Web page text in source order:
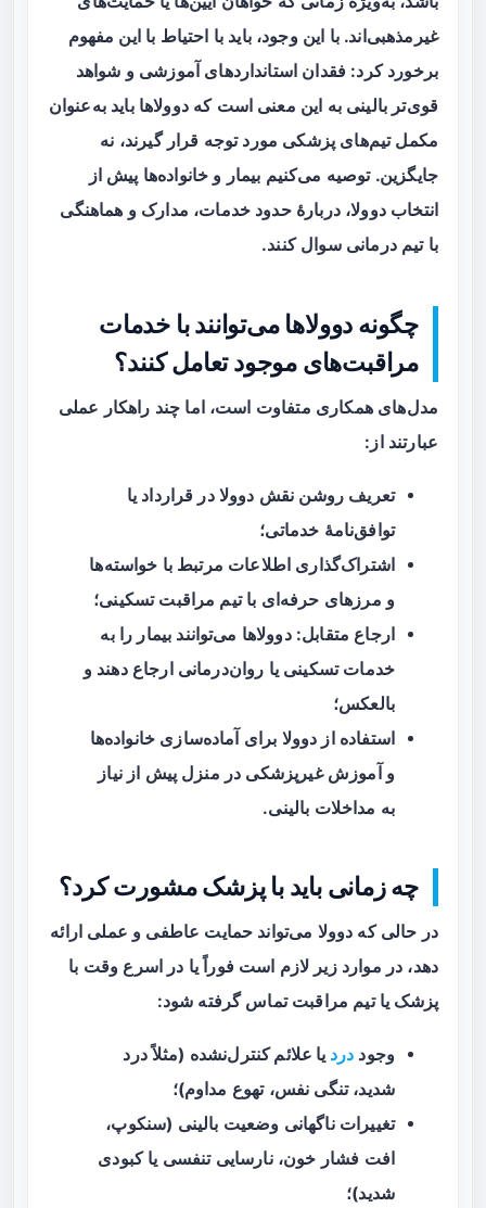
غیرمذهبی‌اند. با این وجود، باید با احتیاط با این مفهوم
برخورد کرد: فقدان استانداردهای آموزشی و شواهد
قوی‌تر بالینی به این معنی است که دوولاها باید به‌عنوان
مکمل تیم‌های پزشکی مورد توجه قرار گیرند، نه
جایگزین. توصیه می‌کنیم بیمار و خانواده‌ها پیش از
انتخاب دوولا، دربارهٔ حدود خدمات، مدارک و هماهنگی
با تیم درمانی سوال کنند.
چگونه دوولاها می‌توانند با خدمات
مراقبت‌های موجود تعامل کنند؟
مدل‌های همکاری متفاوت است، اما چند راهکار عملی
عبارتند از:
تعریف روشن نقش دوولا در قرارداد یا
توافق‌نامهٔ خدماتی؛
اشتراک‌گذاری اطلاعات مرتبط با خواسته‌ها
و مرزهای حرفه‌ای با تیم مراقبت تسکینی؛
ارجاع متقابل: دوولاها می‌توانند بیمار را به
خدمات تسکینی یا روان‌درمانی ارجاع دهند و
بالعکس؛
استفاده از دوولا برای آماده‌سازی خانواده‌ها
و آموزش غیرپزشکی در منزل پیش از نیاز
به مداخلات بالینی.
چه زمانی باید با پزشک مشورت کرد؟
در حالی که دوولا می‌تواند حمایت عاطفی و عملی ارائه
دهد، در موارد زیر لازم است فوراً یا در اسرع وقت با
پزشک یا تیم مراقبت تماس گرفته شود:
وجود درد یا علائم کنترل‌نشده (مثلاً درد
شدید، تنگی نفس، تهوع مداوم)؛
تغییرات ناگهانی وضعیت بالینی (سنکوپ،
افت فشار خون، نارسایی تنفسی یا کبودی
شدید)؛